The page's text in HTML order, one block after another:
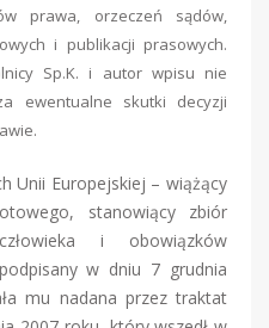
prawa, orzeczeń sądów,
i publikacji prasowych.
Sp.K. i autor wpisu nie
ewentualne skutki decyzji
Unii Europejskiej – wiążący
stanowiący zbiór
i obowiązków
w dniu 7 grudnia
mu nadana przez traktat